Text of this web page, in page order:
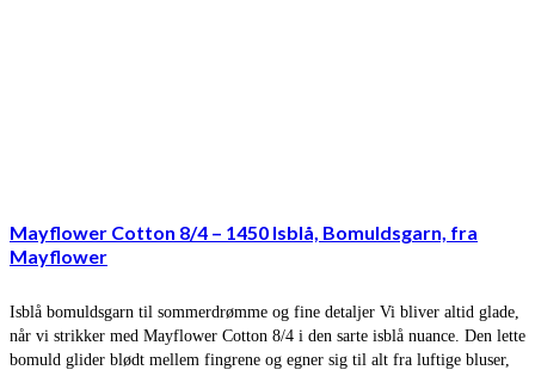
Mayflower Cotton 8/4 – 1450 Isblå, Bomuldsgarn, fra
Mayflower
Isblå bomuldsgarn til sommerdrømme og fine detaljer Vi bliver altid glade,
når vi strikker med Mayflower Cotton 8/4 i den sarte isblå nuance. Den lette
bomuld glider blødt mellem fingrene og egner sig til alt fra luftige bluser,